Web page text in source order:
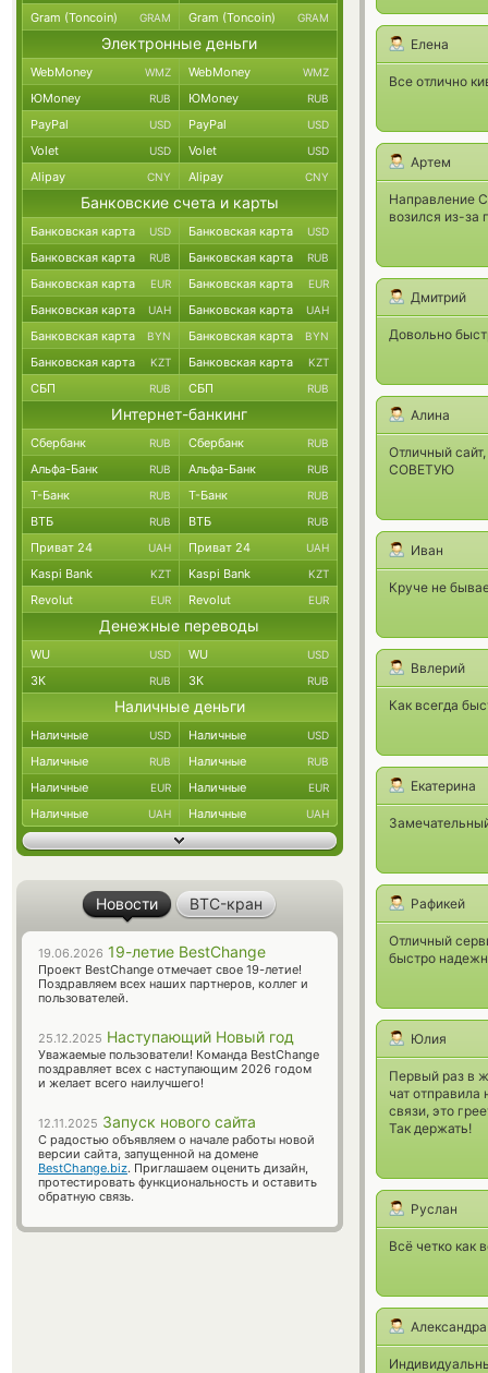
Елена
Все отлично
Артем
Направление
возился из-за
Дмитрий
Довольно
Алина
Отличный
СОВЕТУЮ
Иван
Круче не
Ввлерий
Как всегда
Екатерина
Рафикей
Отличный
быстро
Юлия
Первый раз в
чат отправила
связи, это
Так держать!
Руслан
Всё четко как
Александра
Gram (Toncoin) GRAM Gram (Toncoin) GRAM
Электронные деньги
WebMoney WMZ WebMoney WMZ
ЮMoney RUB ЮMoney RUB
PayPal USD PayPal USD
Volet USD Volet USD
Alipay CNY Alipay CNY
Банковские счета и карты
Банковская карта USD Банковская карта USD
Банковская карта RUB Банковская карта RUB
Банковская карта EUR Банковская карта EUR
Банковская карта UAH Банковская карта UAH
Банковская карта BYN Банковская карта BYN
Банковская карта KZT Банковская карта KZT
СБП RUB СБП RUB
Интернет-банкинг
Сбербанк RUB Сбербанк RUB
Альфа-Банк RUB Альфа-Банк RUB
Т-Банк RUB Т-Банк RUB
ВТБ RUB ВТБ RUB
Приват 24 UAH Приват 24 UAH
Kaspi Bank KZT Kaspi Bank KZT
Revolut EUR Revolut EUR
Денежные переводы
WU USD WU USD
ЗК RUB ЗК RUB
Наличные деньги
Наличные USD Наличные USD
Наличные RUB Наличные RUB
Наличные EUR Наличные EUR
Наличные UAH Наличные UAH
Новости BTC-кран
19.06.2026 19-летие BestChange
Проект BestChange отмечает свое 19-летие!
Поздравляем всех наших партнеров, коллег и
пользователей.
25.12.2025 Наступающий Новый год
Уважаемые пользователи! Команда BestChange
поздравляет всех с наступающим 2026 годом
и желает всего наилучшего!
12.11.2025 Запуск нового сайта
С радостью объявляем о начале работы новой
версии сайта, запущенной на домене
BestChange.biz. Приглашаем оценить дизайн,
протестировать функциональность и оставить
обратную связь.